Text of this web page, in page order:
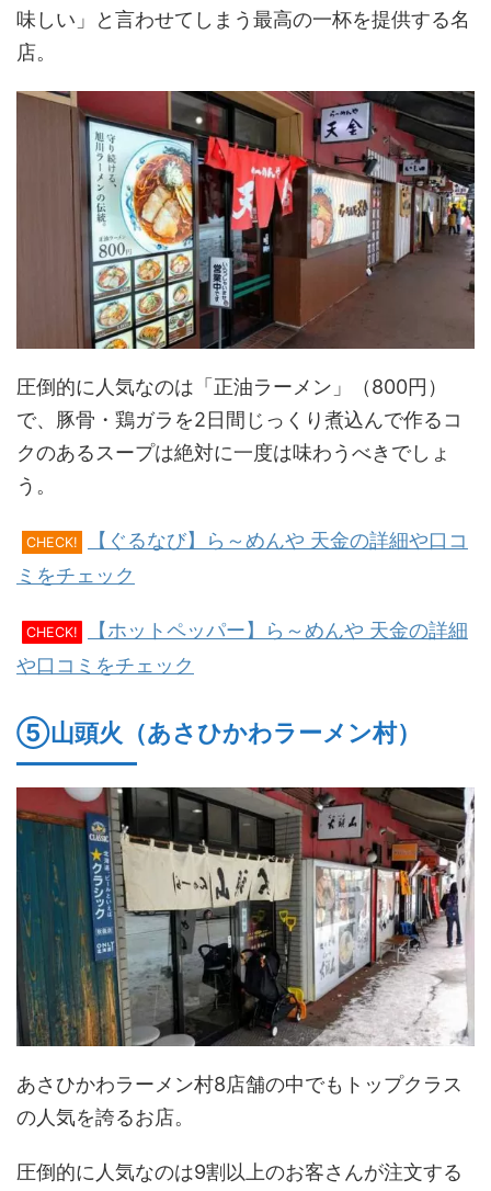
味しい」と言わせてしまう最高の一杯を提供する名
店。
圧倒的に人気なのは「正油ラーメン」（800円）
で、豚骨・鶏ガラを2日間じっくり煮込んで作るコ
クのあるスープは絶対に一度は味わうべきでしょ
う。
CHECK!
【ぐるなび】ら～めんや 天金の詳細や口コ
ミをチェック
CHECK!
【ホットペッパー】ら～めんや 天金の詳細
や口コミをチェック
⑤山頭火（あさひかわラーメン村）
あさひかわラーメン村8店舗の中でもトップクラス
の人気を誇るお店。
圧倒的に人気なのは9割以上のお客さんが注文する